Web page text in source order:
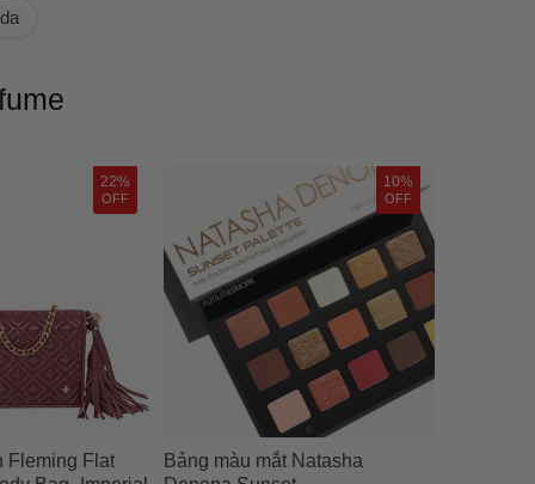
22%
OFF
Fleming Flat
10%
OFF
Bảng màu mắt Natasha